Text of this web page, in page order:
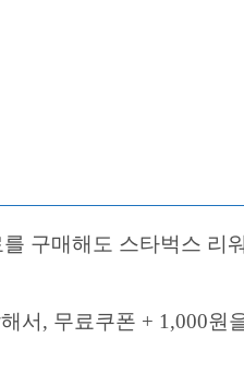
구매해도 스타벅스 리
서, 무료쿠폰 + 1,000원